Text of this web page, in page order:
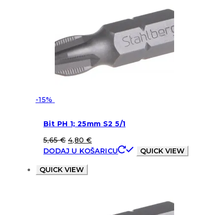
-15%
Bit PH 1; 25mm S2 5/1
5,65€ 4,80 €
DODAJ U KOŠARICU
QUICK VIEW
QUICK VIEW